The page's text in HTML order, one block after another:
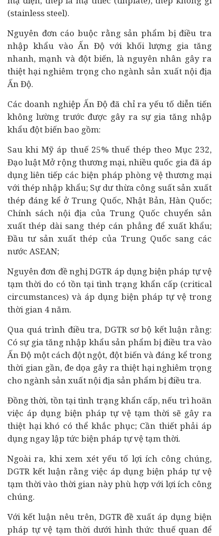
(stainless steel).
Nguyên đơn cáo buộc rằng sản phẩm bị điều tra
nhập khẩu vào Ấn Độ với khối lượng gia tăng
nhanh, mạnh và đột biến, là nguyên nhân gây ra
thiệt hại nghiêm trọng cho ngành sản xuất nội địa
Ấn Độ.
Các doanh nghiệp Ấn Độ đã chỉ ra yếu tố diễn tiến
không lường trước được gây ra sự gia tăng nhập
khẩu đột biến bao gồm:
Sau khi Mỹ áp thuế 25% thuế thép theo Mục 232,
Đạo luật Mở rộng thương mại, nhiều quốc gia đã áp
dụng liên tiếp các biện pháp phòng vệ thương mại
với thép nhập khẩu; Sự dư thừa công suất sản xuất
thép đáng kể ở Trung Quốc, Nhật Bản, Hàn Quốc;
Chính sách nội địa của Trung Quốc chuyển sản
xuất thép dài sang thép cán phẳng để xuất khẩu;
Đầu tư sản xuất thép của Trung Quốc sang các
nước ASEAN;
Nguyên đơn đề nghị DGTR áp dụng biện pháp tự vệ
tạm thời do có tồn tại tình trạng khẩn cấp (critical
circumstances) và áp dụng biện pháp tự vệ trong
thời gian 4 năm.
Qua quá trình điều tra, DGTR sơ bộ kết luận rằng:
Có sự gia tăng nhập khẩu sản phẩm bị điều tra vào
Ấn Độ một cách đột ngột, đột biến và đáng kể trong
thời gian gần, đe dọa gây ra thiệt hại nghiêm trọng
cho ngành sản xuất nội địa sản phẩm bị điều tra.
Đồng thời, tồn tại tình trạng khẩn cấp, nếu trì hoãn
việc áp dụng biện pháp tự vệ tạm thời sẽ gây ra
thiệt hại khó có thể khắc phục; Cần thiết phải áp
dụng ngay lập tức biện pháp tự vệ tạm thời.
Ngoài ra, khi xem xét yếu tố lợi ích công chúng,
DGTR kết luận rằng việc áp dụng biện pháp tự vệ
tạm thời vào thời gian này phù hợp với lợi ích công
chúng.
Với kết luận nêu trên, DGTR đề xuất áp dụng biện
pháp tự vệ tạm thời dưới hình thức thuế quan để